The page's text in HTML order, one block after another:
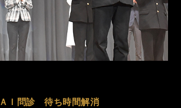
ＡＩ問診 待ち時間解消